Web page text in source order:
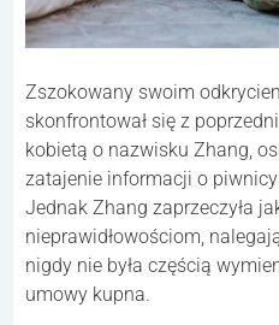
Zszokowany swoim
skonfrontował się z
kobietą o nazwisku Zhang,
zatajenie informacji o
Jednak Zhang zaprzeczyła
nieprawidłowościom,
nigdy nie była częścią
umowy kupna.